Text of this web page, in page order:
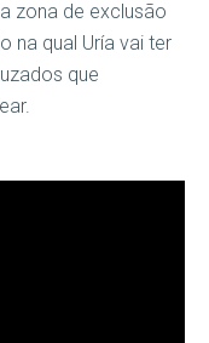
zona de exclusão
na qual Uría vai ter
que